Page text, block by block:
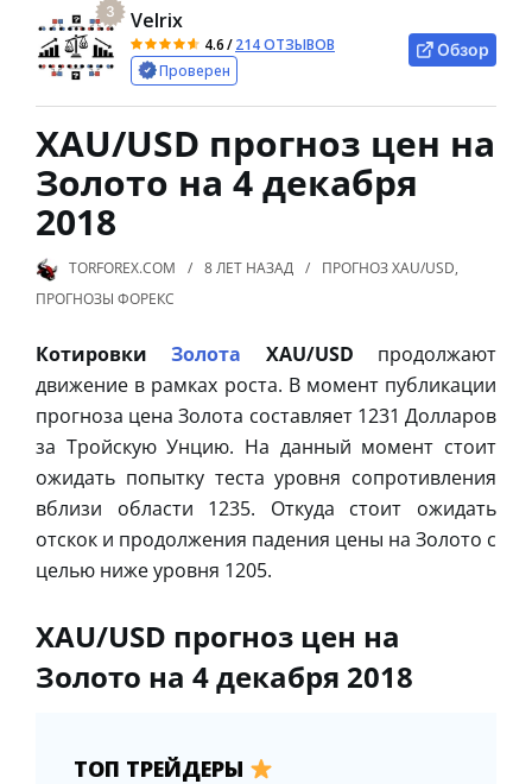
3 Velrix
4.6/214 ОТЗЫВОВ
Проверен
Обзор
XAU/USD прогноз цен на
Золото на 4 декабря
2018
TORFOREX.COM 8 ЛЕТ НАЗАД ПРОГНОЗ XAU/USD,
ПРОГНОЗЫ ФОРЕКС
КотировкиЗолота XAU/USD продолжают
движение в рамках роста. В момент публикации
прогноза цена Золота составляет 1231 Долларов
за Тройскую Унцию. На данный момент стоит
ожидать попытку теста уровня сопротивления
вблизи области 1235. Откуда стоит ожидать
отскок и продолжения падения цены на Золото с
целью ниже уровня 1205.
XAU/USD прогноз цен на
Золото на 4 декабря 2018
ТОП ТРЕЙДЕРЫ